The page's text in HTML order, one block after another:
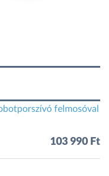
felmosóval
103 990 Ft